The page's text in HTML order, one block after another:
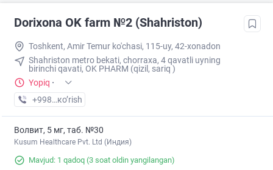
Dorixona ОK farm №2 (Shahriston)
Toshkent, Amir Temur ko'chasi, 115-uy, 42-xonadon
Shahriston metro bekati, chorraxa, 4 qavatli uyning
birinchi qavati, OK PHARM (qizil, sariq )
Yopiq ·
+998 (90) XXX-XX-XX
кo’rish
Волвит, 5 мг, таб. №30
Kusum Healthcare Pvt. Ltd (Индия)
Mavjud: 1 qadoq (3 soat oldin yangilangan)